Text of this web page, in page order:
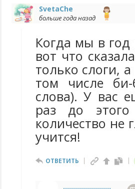
SvetaChe
больше года назад
Когда мы в
вот что
только слоги,
том числе
слова). У вас
раз до
количество не
учится!
ОТВЕТИТЬ
........................